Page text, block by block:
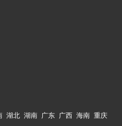
湖北 湖南 广东 广西 海南 重庆